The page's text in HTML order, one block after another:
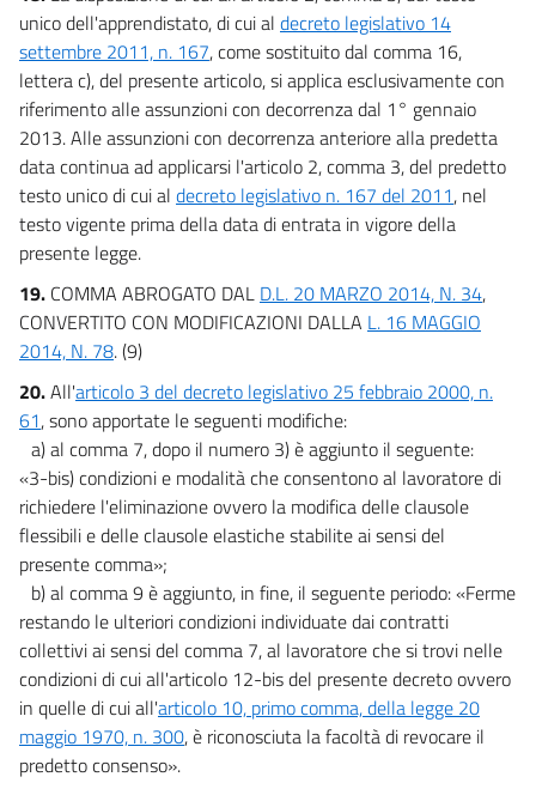
unico dell'apprendistato, di cui al decreto legislativo 14
settembre 2011, n. 167, come sostituito dal comma 16,
lettera c), del presente articolo, si applica esclusivamente con
riferimento alle assunzioni con decorrenza dal 1° gennaio
2013. Alle assunzioni con decorrenza anteriore alla predetta
data continua ad applicarsi l'articolo 2, comma 3, del predetto
testo unico di cui al decreto legislativo n. 167 del 2011, nel
testo vigente prima della data di entrata in vigore della
presente legge.
19. COMMA ABROGATO DAL D.L. 20 MARZO 2014, N. 34,
CONVERTITO CON MODIFICAZIONI DALLA L. 16 MAGGIO
2014, N. 78. (9)
20.All'articolo 3 del decreto legislativo 25 febbraio 2000, n.
61, sono apportate le seguenti modifiche:
a) al comma 7, dopo il numero 3) è aggiunto il seguente:
«3-bis) condizioni e modalità che consentono al lavoratore di
richiedere l'eliminazione ovvero la modifica delle clausole
flessibili e delle clausole elastiche stabilite ai sensi del
presente comma»;
b) al comma 9 è aggiunto, in fine, il seguente periodo: «Ferme
restando le ulteriori condizioni individuate dai contratti
collettivi ai sensi del comma 7, al lavoratore che si trovi nelle
condizioni di cui all'articolo 12-bis del presente decreto ovvero
in quelle di cui all'articolo 10, primo comma, della legge 20
maggio 1970, n. 300, è riconosciuta la facoltà di revocare il
predetto consenso».